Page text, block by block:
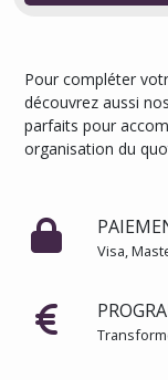
Pour compléter
découvrez aussi nos
parfaits pour
organisation du
Visa,
(2)
Scotchs
Kiki